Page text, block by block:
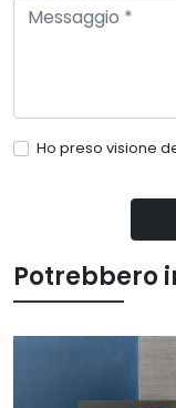
Ho preso visione
Potrebbero